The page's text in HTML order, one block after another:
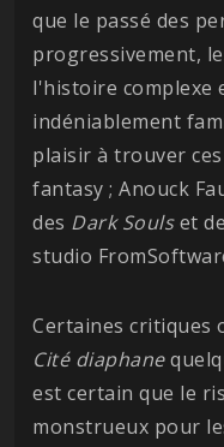
que le passé des
progressivement,
l'histoire complexe
indéniablement
plaisir à trouver
fantasy ; Anouck
des Dark Soulset de
studio
Certaines critiques
Cité diaphane
est certain que le
monstrueux pour